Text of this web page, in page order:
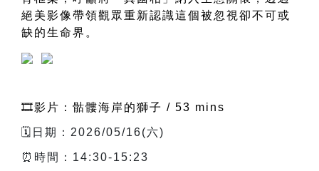
絕美影像帶領觀眾重新認識這個被忽視卻不可或
缺的生命界。
🎞️影片：骷髏海岸的獅子 / 53 mins
🗓️日期：2026/05/16(六)
⏰時間：14:30-15:23